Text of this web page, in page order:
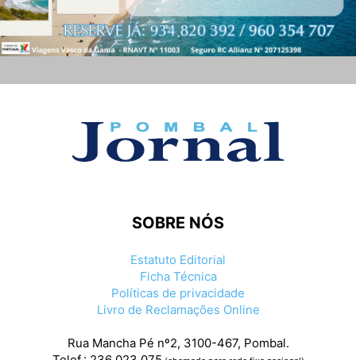
SOBRE NÓS
Estatuto Editorial
Ficha Técnica
Políticas de privacidade
Livro de Reclamações Online
Rua Mancha Pé nº2, 3100-467, Pombal.